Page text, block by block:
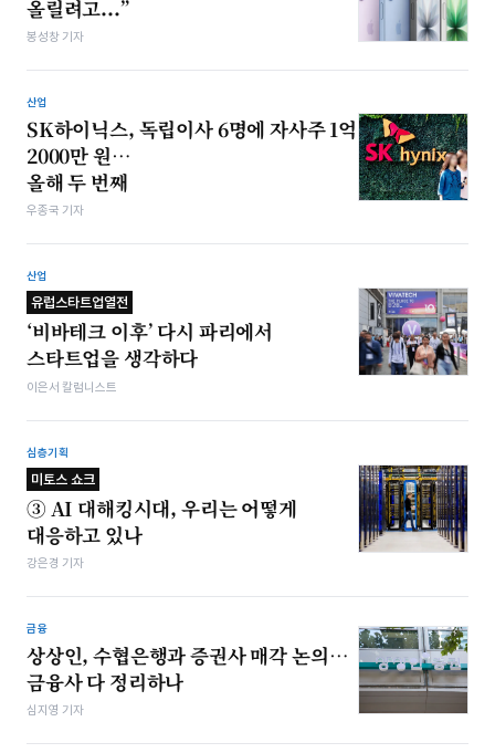
올릴려고...”
봉성창 기자
산업
SK하이닉스, 독립이사 6명에 자사주 1억
2000만 원…
올해 두 번째
우종국 기자
산업
유럽스타트업열전
‘비바테크 이후’ 다시 파리에서
스타트업을 생각하다
이은서 칼럼니스트
심층기획
미토스 쇼크
③ AI 대해킹시대, 우리는 어떻게
대응하고 있나
강은경 기자
금융
상상인, 수협은행과 증권사 매각 논의…
금융사 다 정리하나
심지영 기자